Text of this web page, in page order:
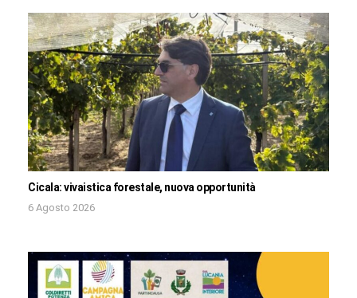
Cicala: vivaistica forestale, nuova opportunità
6 Agosto 2026